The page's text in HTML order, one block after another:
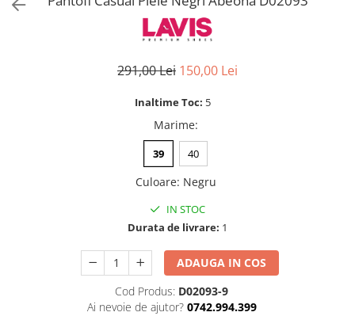
291,00 Lei 150,00 Lei
Inaltime Toc: 5
Marime:
39 40
Culoare: Negru
IN STOC
Durata de livrare: 1
ADAUGA IN COS
Cod Produs: D02093-9
Ai nevoie de ajutor? 0742.994.399